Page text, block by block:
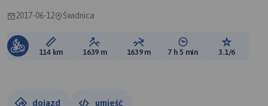
2017-06-12 Świdnica
Długość trasy:
114 km Suma przewyższeń:
1639 m Suma spadków:
1639 m Średni czas potrzebny
7 h 5 min Ocena
3.1/6
dojazd umieść